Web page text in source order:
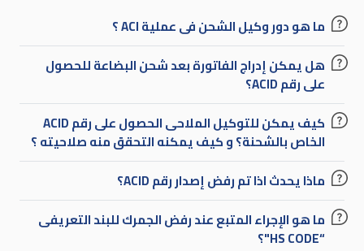
ما هو دور وكيل الشحن فى عملية ACI ؟
هل يمكن إدراج الفاتورة بعد شحن البضاعة للحصول
على رقم ACID؟
كيف يمكن للتوكيل الملاحى الحصول على رقم ACID
الخاص بالشحنة؟ و كيف يمكنه التحقق منه صلاحيته ؟
ماذا يحدث اذا تم رفض إصدار رقم ACID؟
ما هو الإجراء المتبع عند رفض الجمرك للبند التعريفى
“HS CODE"؟